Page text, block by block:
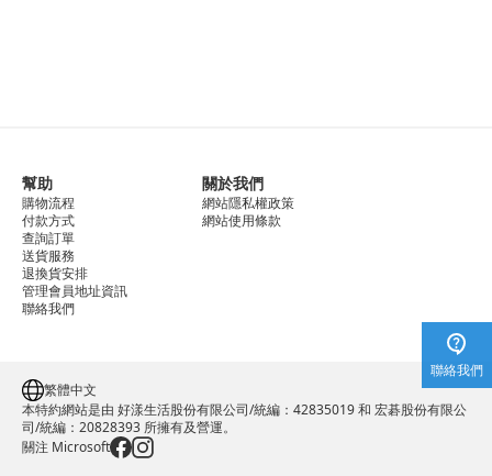
幫助
購物流程
付款方式
查詢訂單
送貨服務
退換貨安排
管理會員地址資訊
聯絡我們
關於我們
網站隱私權政策
網站使用條款
繁體中文
本特約網站是由 好漾生活股份有限公司/統編：42835019 和 宏碁股份有限公
司/統編：20828393 所擁有及營運。
關注 Microsoft
聯絡我們